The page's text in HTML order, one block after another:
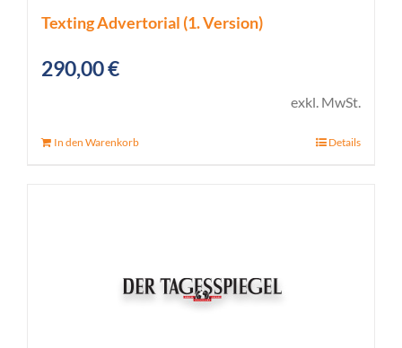
Texting Advertorial (1. Version)
290,00€
exkl. MwSt.
In den Warenkorb Details